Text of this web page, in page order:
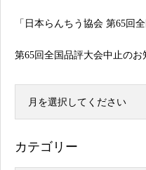
「日本らんちう協会 第65回
第65回全国品評大会中止のお
月を選択してください
カテゴリー